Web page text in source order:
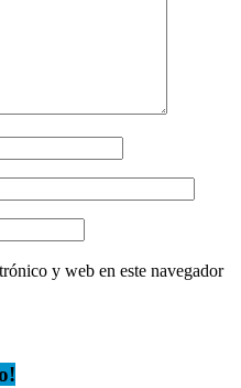
y web en este navegador